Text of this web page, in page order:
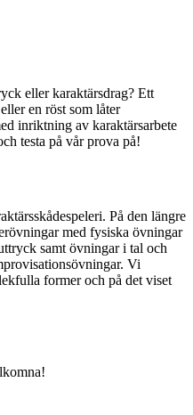
eller karaktärsdrag? Ett
en röst som låter
inriktning av karaktärsarbete
testa på vår prova på!
På den längre
med fysiska övningar
samt övningar i tal och
Vi
former och på det viset